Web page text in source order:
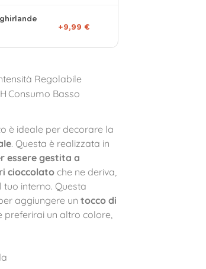
+9,99 €
Regolabile
Consumo Basso
è ideale per decorare la
. Questa è realizzata in
essere gestita a
cioccolatoche ne deriva,
interno. Questa
aggiungere un tocco di
preferirai un altro colore,